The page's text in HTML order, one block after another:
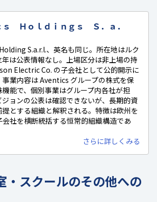
ｓ Ｈｏｌｄｉｎｇｓ Ｓ．ａ．
S.a.r.l.、英名も同じ。所在地はルク
は公表情報なし。上場区分は非上場の持
Electric Co. の子会社として公的開示に
業内容は Aventics グループの株式を保
能で、個別事業はグループ内各社が担
ジョンの公表は確認できないが、長期的資
とする組織と解釈される。特徴は欧州を
社を横断統括する恒常的組織構造であ
さらに詳しくみる
・スクールのその他への